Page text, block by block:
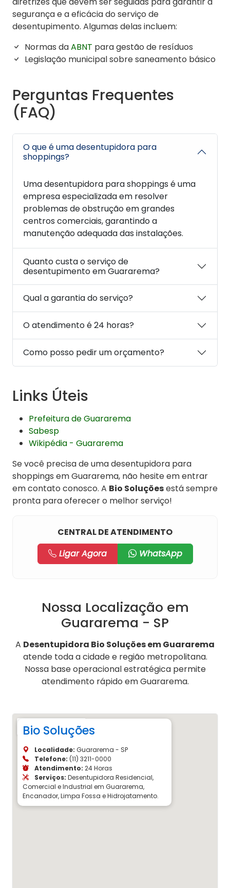
segurança e a eficácia do serviço de
desentupimento. Algumas delas incluem:
Normas daABNT para gestão de resíduos
Legislação municipal sobre saneamento básico
Perguntas Frequentes
(FAQ)
O que é uma desentupidora para
shoppings?
Uma desentupidora para shoppings é uma
empresa especializada em resolver
problemas de obstrução em grandes
centros comerciais, garantindo a
manutenção adequada das instalações.
Quanto custa o serviço de
desentupimento em Guararema?
Qual a garantia do serviço?
O atendimento é 24 horas?
Como posso pedir um orçamento?
Links Úteis
Prefeitura de Guararema
Sabesp
Wikipédia - Guararema
Se você precisa de uma desentupidora para
shoppings em Guararema, não hesite em entrar
em contato conosco. A Bio Soluçõesestá sempre
pronta para oferecer o melhor serviço!
CENTRAL DE ATENDIMENTO
Ligar Agora
WhatsApp
Nossa Localização em
Guararema - SP
A Desentupidora Bio Soluções em Guararema
atende toda a cidade e região metropolitana.
Nossa base operacional estratégica permite
atendimento rápido em Guararema.
Bio Soluções
Localidade: Guararema - SP
Telefone: (11) 3211-0000
Atendimento: 24 Horas
Serviços: Desentupidora Residencial,
Comercial e Industrial em Guararema,
Encanador, Limpa Fossa e Hidrojatamento.